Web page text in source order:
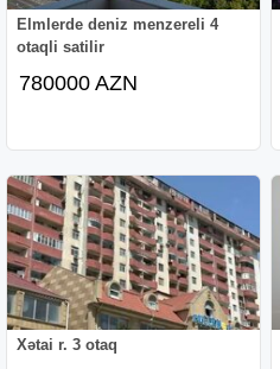
Elmlerde deniz menzereli 4
otaqli satilir
780000 AZN
Xətai r. 3 otaq